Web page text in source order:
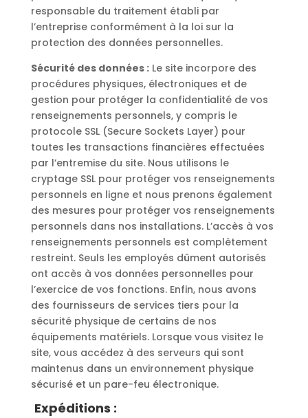
responsable du traitement établi par
l’entreprise conformément à la loi sur la
protection des données personnelles.
Sécurité des données :Le site incorpore des
procédures physiques, électroniques et de
gestion pour protéger la confidentialité de vos
renseignements personnels, y compris le
protocole SSL (Secure Sockets Layer) pour
toutes les transactions financières effectuées
par l’entremise du site. Nous utilisons le
cryptage SSL pour protéger vos renseignements
personnels en ligne et nous prenons également
des mesures pour protéger vos renseignements
personnels dans nos installations. L’accès à vos
renseignements personnels est complètement
restreint. Seuls les employés dûment autorisés
ont accès à vos données personnelles pour
l’exercice de vos fonctions. Enfin, nous avons
des fournisseurs de services tiers pour la
sécurité physique de certains de nos
équipements matériels. Lorsque vous visitez le
site, vous accédez à des serveurs qui sont
maintenus dans un environnement physique
sécurisé et un pare-feu électronique.
Expéditions :